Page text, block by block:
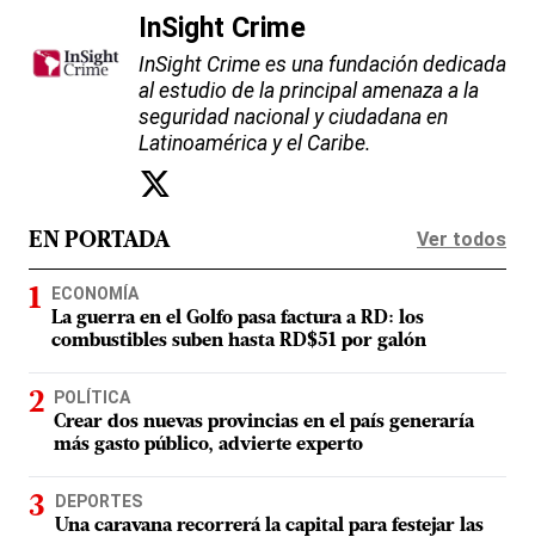
InSight Crime
InSight Crime es una fundación dedicada
al estudio de la principal amenaza a la
seguridad nacional y ciudadana en
Latinoamérica y el Caribe.
EN PORTADA Ver todos
ECONOMÍA
La guerra en el Golfo pasa factura a RD: los
combustibles suben hasta RD$51 por galón
POLÍTICA
Crear dos nuevas provincias en el país generaría
más gasto público, advierte experto
DEPORTES
Una caravana recorrerá la capital para festejar las